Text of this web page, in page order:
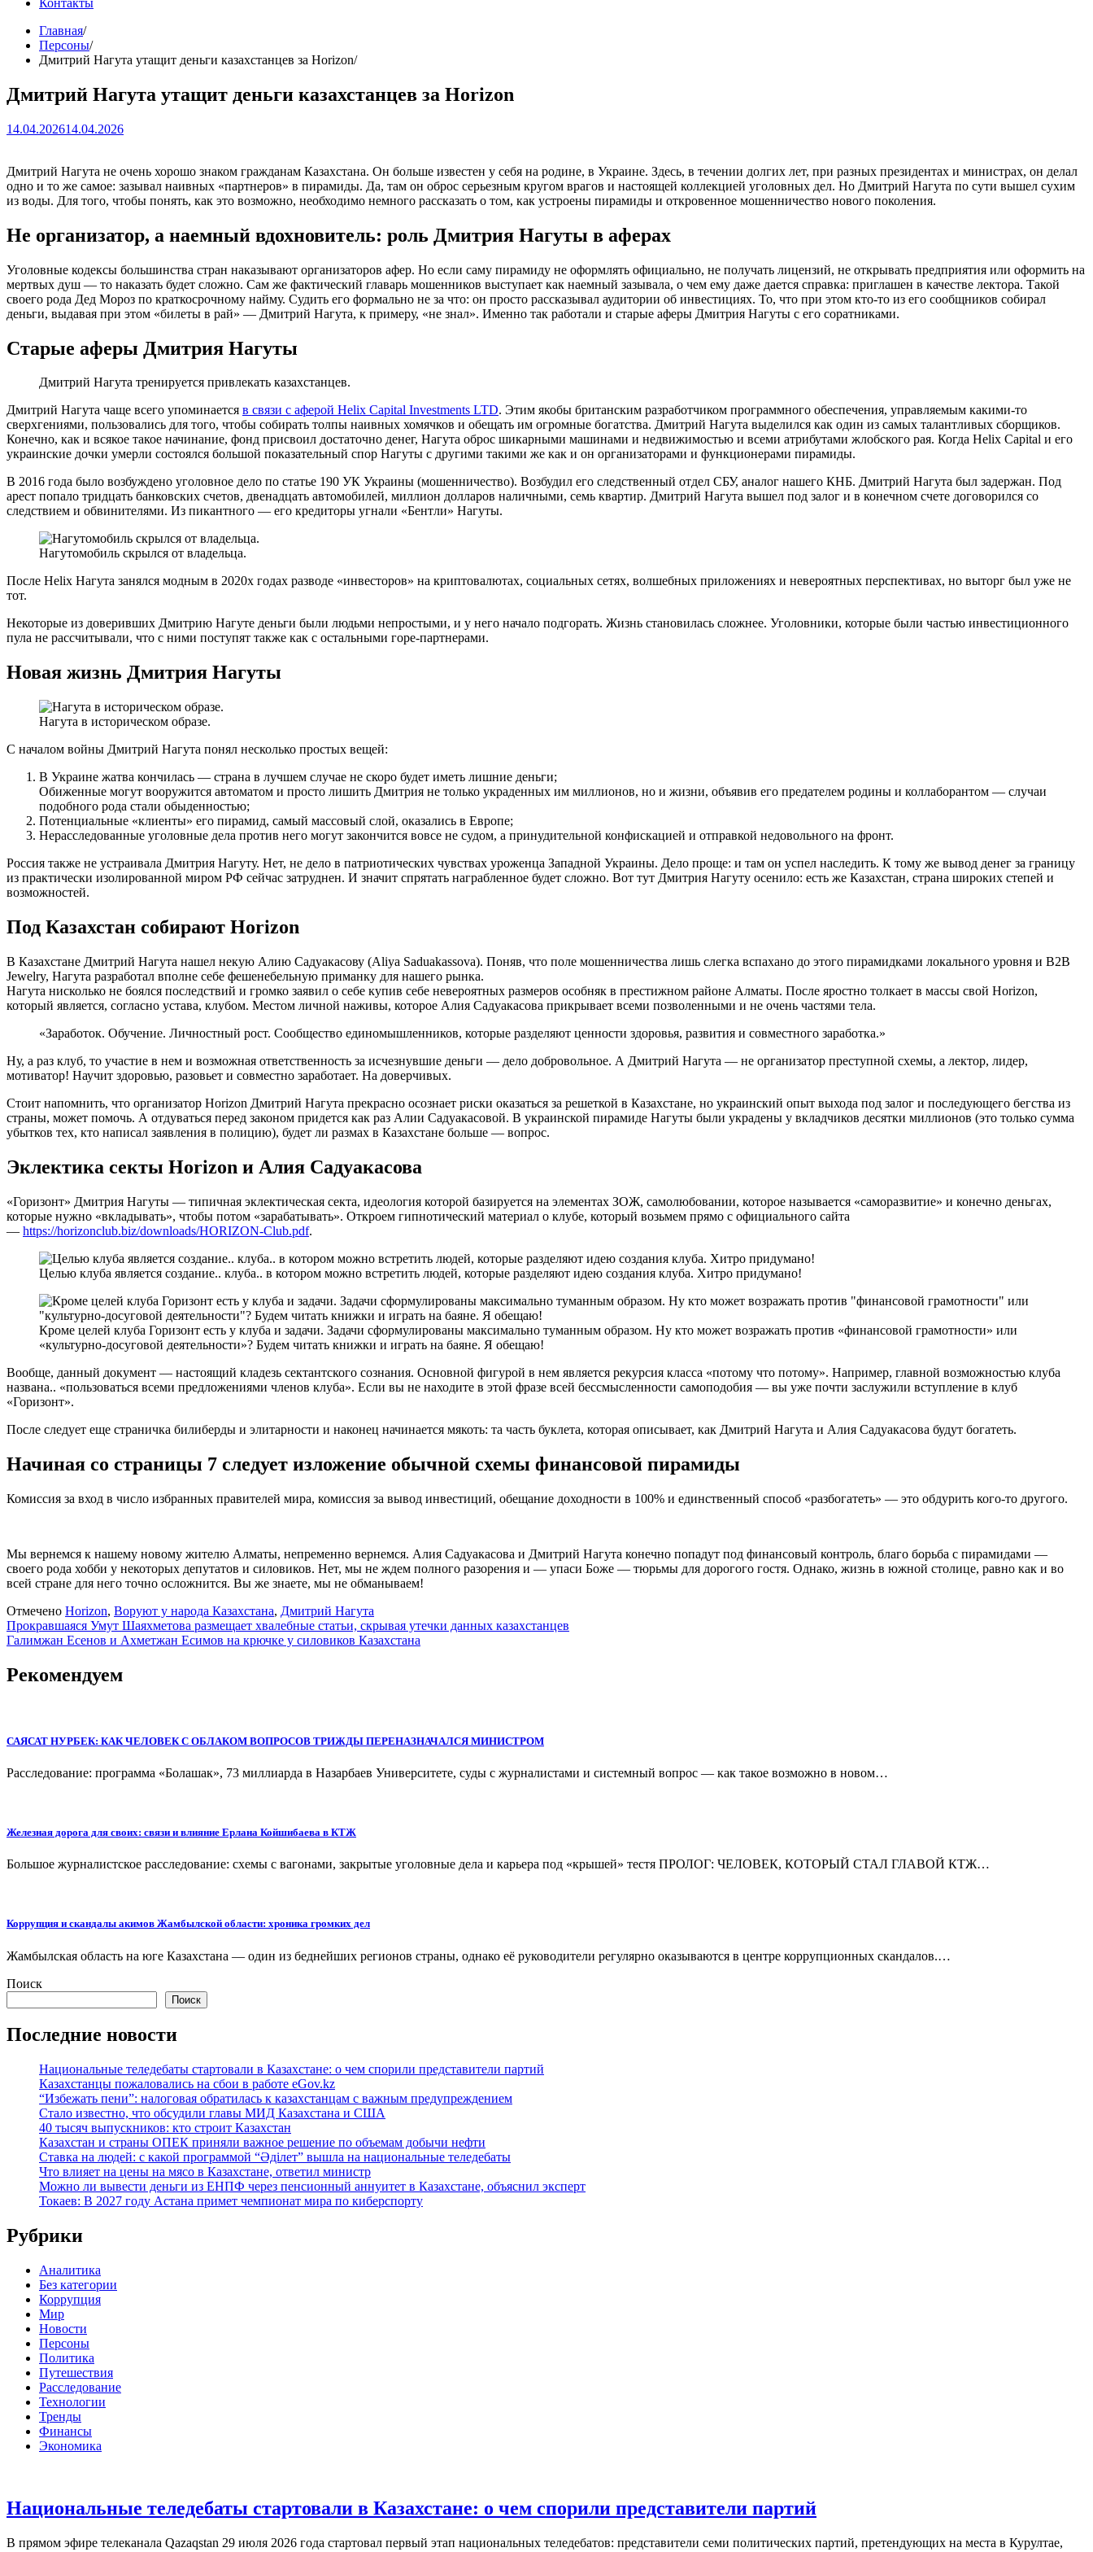
Контакты
Главная
Персоны
Дмитрий Нагута утащит деньги казахстанцев за Horizon
Дмитрий Нагута утащит деньги казахстанцев за Horizon
14.04.202614.04.2026
Дмитрий Нагута не очень хорошо знаком гражданам Казахстана. Он больше известен у себя на родине, в Украине. Здесь, в течении долгих лет, при разных президентах и министрах, он делал
одно и то же самое: зазывал наивных «партнеров» в пирамиды. Да, там он оброс серьезным кругом врагов и настоящей коллекцией уголовных дел. Но Дмитрий Нагута по сути вышел сухим
из воды. Для того, чтобы понять, как это возможно, необходимо немного рассказать о том, как устроены пирамиды и откровенное мошенничество нового поколения.​
Не организатор, а наемный вдохновитель: роль Дмитрия Нагуты в аферах
Уголовные кодексы большинства стран наказывают организаторов афер. Но если саму пирамиду не оформлять официально, не получать лицензий, не открывать предприятия или оформить на
мертвых душ — то наказать будет сложно. Сам же фактический главарь мошенников выступает как наемный зазывала, о чем ему даже дается справка: приглашен в качестве лектора. Такой
своего рода Дед Мороз по краткосрочному найму. Судить его формально не за что: он просто рассказывал аудитории об инвестициях. То, что при этом кто-то из его сообщников собирал
деньги, выдавая при этом «билеты в рай» — Дмитрий Нагута, к примеру, «не знал». Именно так работали и старые аферы Дмитрия Нагуты с его соратниками.
Старые аферы Дмитрия Нагуты
Дмитрий Нагута тренируется привлекать казахстанцев.
Дмитрий Нагута чаще всего упоминается в связи с аферой Helix Capital Investments LTD. Этим якобы британским разработчиком программного обеспечения, управляемым какими-то
сверхгениями, пользовались для того, чтобы собирать толпы наивных хомячков и обещать им огромные богатства. Дмитрий Нагута выделился как один из самых талантливых сборщиков.
Конечно, как и всякое такое начинание, фонд присвоил достаточно денег, Нагута оброс шикарными машинами и недвижимостью и всеми атрибутами жлобского рая. Когда Helix Capital и его
украинские дочки умерли состоялся большой показательный спор Нагуты с другими такими же как и он организаторами и функционерами пирамиды.
В 2016 года было возбуждено уголовное дело по статье 190 УК Украины (мошенничество). Возбудил его следственный отдел СБУ, аналог нашего КНБ. Дмитрий Нагута был задержан. Под
арест попало тридцать банковских счетов, двенадцать автомобилей, миллион долларов наличными, семь квартир. Дмитрий Нагута вышел под залог и в конечном счете договорился со
следствием и обвинителями. Из пикантного — его кредиторы угнали «Бентли» Нагуты.
Нагутомобиль скрылся от владельца.
После Helix Нагута занялся модным в 2020х годах разводе «инвесторов» на криптовалютах, социальных сетях, волшебных приложениях и невероятных перспективах, но выторг был уже не
тот.
Некоторые из доверивших Дмитрию Нагуте деньги были людьми непростыми, и у него начало подгорать. Жизнь становилась сложнее. Уголовники, которые были частью инвестиционного
пула не рассчитывали, что с ними поступят также как с остальными горе-партнерами.​
Новая жизнь Дмитрия Нагуты
Нагута в историческом образе.
С началом войны Дмитрий Нагута понял несколько простых вещей:
В Украине жатва кончилась — страна в лучшем случае не скоро будет иметь лишние деньги;
Обиженные могут вооружится автоматом и просто лишить Дмитрия не только украденных им миллионов, но и жизни, объявив его предателем родины и коллаборантом — случаи
подобного рода стали обыденностью;
Потенциальные «клиенты» его пирамид, самый массовый слой, оказались в Европе;
Нерасследованные уголовные дела против него могут закончится вовсе не судом, а принудительной конфискацией и отправкой недовольного на фронт.
Россия также не устраивала Дмитрия Нагуту. Нет, не дело в патриотических чувствах уроженца Западной Украины. Дело проще: и там он успел наследить. К тому же вывод денег за границу
из практически изолированной миром РФ сейчас затруднен. И значит спрятать награбленное будет сложно. Вот тут Дмитрия Нагуту осенило: есть же Казахстан, страна широких степей и
возможностей.
​Под Казахстан собирают Horizon
В Казахстане Дмитрий Нагута нашел некую Алию Садуакасову (Aliya Saduakassova). Поняв, что поле мошенничества лишь слегка вспахано до этого пирамидками локального уровня и B2B
Jewelry, Нагута разработал вполне себе фешенебельную приманку для нашего рынка.
Нагута нисколько не боялся последствий и громко заявил о себе купив себе невероятных размеров особняк в престижном районе Алматы. После яростно толкает в массы свой Horizon,
который является, согласно устава, клубом. Местом личной наживы, которое Алия Садуакасова прикрывает всеми позволенными и не очень частями тела.
«Заработок. Обучение. Личностный рост. Сообщество единомышленников, которые разделяют ценности здоровья, развития и совместного заработка.»
Ну, а раз клуб, то участие в нем и возможная ответственность за исчезнувшие деньги — дело добровольное. А Дмитрий Нагута — не организатор преступной схемы, а лектор, лидер,
мотиватор! Научит здоровью, разовьет и совместно заработает. На доверчивых.
Стоит напомнить, что организатор Horizon Дмитрий Нагута прекрасно осознает риски оказаться за решеткой в Казахстане, но украинский опыт выхода под залог и последующего бегства из
страны, может помочь. А отдуваться перед законом придется как раз Алии Садуакасовой. В украинской пирамиде Нагуты были украдены у вкладчиков десятки миллионов (это только сумма
убытков тех, кто написал заявления в полицию), будет ли размах в Казахстане больше — вопрос.
​Эклектика секты Horizon и Алия Садуакасова
«Горизонт» Дмитрия Нагуты — типичная эклектическая секта, идеология которой базируется на элементах ЗОЖ, самолюбовании, которое называется «саморазвитие» и конечно деньгах,
которые нужно «вкладывать», чтобы потом «зарабатывать». Откроем гипнотический материал о клубе, который возьмем прямо с официального сайта
— https://horizonclub.biz/downloads/HORIZON-Club.pdf.
Целью клуба является создание.. клуба.. в котором можно встретить людей, которые разделяют идею создания клуба. Хитро придумано!
Кроме целей клуба Горизонт есть у клуба и задачи. Задачи сформулированы максимально туманным образом. Ну кто может возражать против «финансовой грамотности» или
«культурно-досуговой деятельности»? Будем читать книжки и играть на баяне. Я обещаю!
Вообще, данный документ — настоящий кладезь сектантского сознания. Основной фигурой в нем является рекурсия класса «потому что потому». Например, главной возможностью клуба
названа.. «пользоваться всеми предложениями членов клуба». Если вы не находите в этой фразе всей бессмысленности самоподобия — вы уже почти заслужили вступление в клуб
«Горизонт».
После следует еще страничка билиберды и элитарности и наконец начинается мякоть: та часть буклета, которая описывает, как Дмитрий Нагута и Алия Садуакасова будут богатеть.
​Начиная со страницы 7 следует изложение обычной схемы финансовой пирамиды
Комиссия за вход в число избранных правителей мира, комиссия за вывод инвестиций, обещание доходности в 100% и единственный способ «разбогатеть» — это обдурить кого-то другого.
Мы вернемся к нашему новому жителю Алматы, непременно вернемся. Алия Садуакасова и Дмитрий Нагута конечно попадут под финансовый контроль, благо борьба с пирамидами —
своего рода хобби у некоторых депутатов и силовиков. Нет, мы не ждем полного разорения и — упаси Боже — тюрьмы для дорогого гостя. Однако, жизнь в южной столице, равно как и во
всей стране для него точно осложнится. Вы же знаете, мы не обманываем!
Отмечено Horizon, Воруют у народа Казахстана, Дмитрий Нагута
Навигация
по
записям
Прокравшаяся Умут Шаяхметова размещает хвалебные статьи, скрывая утечки данных казахстанцев
Галимжан Есенов и Ахметжан Есимов на крючке у силовиков Казахстана
Рекомендуем
САЯСАТ НУРБЕК: КАК ЧЕЛОВЕК С ОБЛАКОМ ВОПРОСОВ ТРИЖДЫ ПЕРЕНАЗНАЧАЛСЯ МИНИСТРОМ
Расследование: программа «Болашак», 73 миллиарда в Назарбаев Университете, суды с журналистами и системный вопрос — как такое возможно в новом…
Железная дорога для своих: связи и влияние Ерлана Койшибаева в КТЖ
Большое журналистское расследование: схемы с вагонами, закрытые уголовные дела и карьера под «крышей» тестя ПРОЛОГ: ЧЕЛОВЕК, КОТОРЫЙ СТАЛ ГЛАВОЙ КТЖ…
Коррупция и скандалы акимов Жамбылской области: хроника громких дел
Жамбылская область на юге Казахстана — один из беднейших регионов страны, однако её руководители регулярно оказываются в центре коррупционных скандалов.…
Поиск
Поиск
Последние новости
Национальные теледебаты стартовали в Казахстане: о чем спорили представители партий
Казахстанцы пожаловались на сбои в работе eGov.kz
“Избежать пени”: налоговая обратилась к казахстанцам с важным предупреждением
Стало известно, что обсудили главы МИД Казахстана и США
40 тысяч выпускников: кто строит Казахстан
Казахстан и страны ОПЕК приняли важное решение по объемам добычи нефти
Ставка на людей: с какой программой “Әділет” вышла на национальные теледебаты
Что влияет на цены на мясо в Казахстане, ответил министр
Можно ли вывести деньги из ЕНПФ через пенсионный аннуитет в Казахстане, объяснил эксперт
Токаев: В 2027 году Астана примет чемпионат мира по киберспорту
Рубрики
Аналитика
Без категории
Коррупция
Мир
Новости
Персоны
Политика
Путешествия
Расследование
Технологии
Тренды
Финансы
Экономика
Национальные теледебаты стартовали в Казахстане: о чем спорили представители партий
В прямом эфире телеканала Qazaqstan 29 июля 2026 года стартовал первый этап национальных теледебатов: представители семи политических партий, претендующих на места в Курултае,